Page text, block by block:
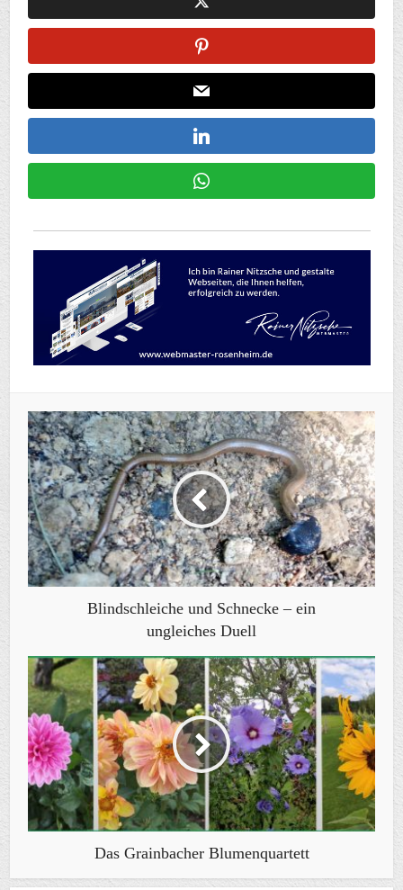
Blindschleiche und Schnecke – ein
ungleiches Duell
Das Grainbacher Blumenquartett